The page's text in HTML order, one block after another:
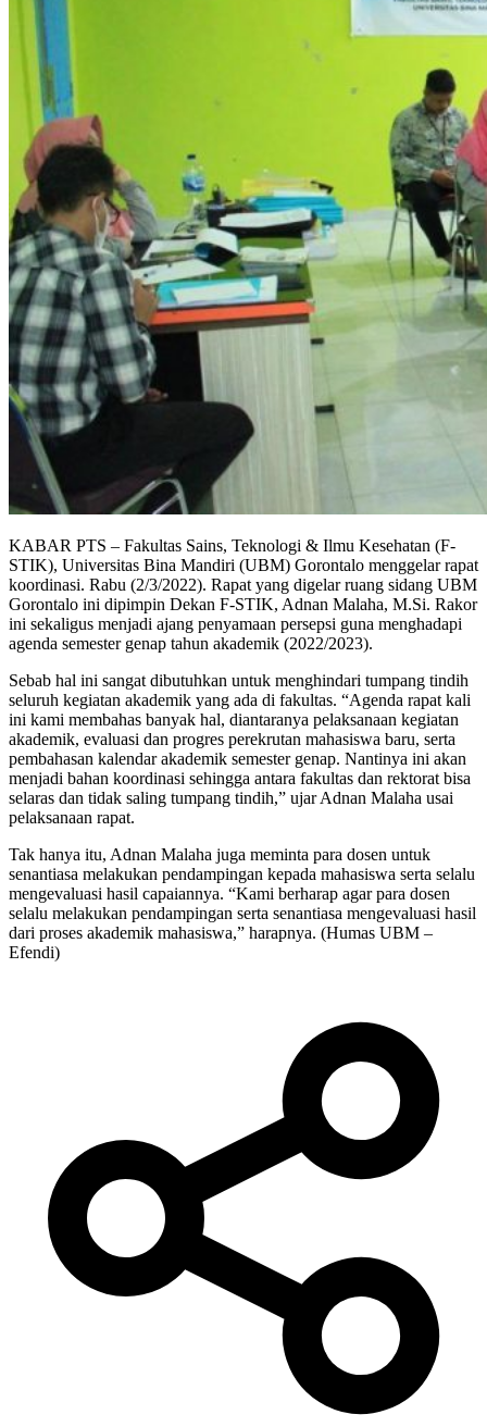
KABAR PTS – Fakultas Sains, Teknologi & Ilmu Kesehatan (F-
STIK), Universitas Bina Mandiri (UBM) Gorontalo menggelar rapat
koordinasi. Rabu (2/3/2022). Rapat yang digelar ruang sidang UBM
Gorontalo ini dipimpin Dekan F-STIK, Adnan Malaha, M.Si. Rakor
ini sekaligus menjadi ajang penyamaan persepsi guna menghadapi
agenda semester genap tahun akademik (2022/2023).
Sebab hal ini sangat dibutuhkan untuk menghindari tumpang tindih
seluruh kegiatan akademik yang ada di fakultas. “Agenda rapat kali
ini kami membahas banyak hal, diantaranya pelaksanaan kegiatan
akademik, evaluasi dan progres perekrutan mahasiswa baru, serta
pembahasan kalendar akademik semester genap. Nantinya ini akan
menjadi bahan koordinasi sehingga antara fakultas dan rektorat bisa
selaras dan tidak saling tumpang tindih,” ujar Adnan Malaha usai
pelaksanaan rapat.
Tak hanya itu, Adnan Malaha juga meminta para dosen untuk
senantiasa melakukan pendampingan kepada mahasiswa serta selalu
mengevaluasi hasil capaiannya. “Kami berharap agar para dosen
selalu melakukan pendampingan serta senantiasa mengevaluasi hasil
dari proses akademik mahasiswa,” harapnya. (Humas UBM –
Efendi)